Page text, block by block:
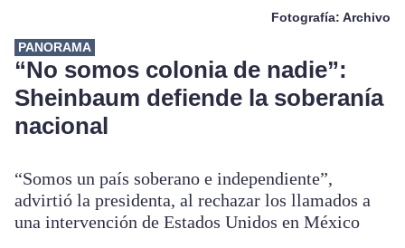
Fotografía: Archivo
PANORAMA
“No somos colonia de nadie”:
Sheinbaum defiende la soberanía
nacional
“Somos un país soberano e independiente”,
advirtió la presidenta, al rechazar los llamados a
una intervención de Estados Unidos en México